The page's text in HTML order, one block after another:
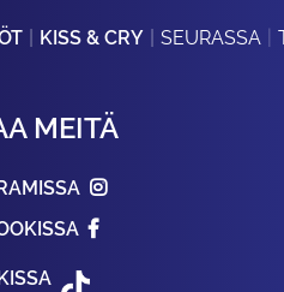
KISS & CRY SEURASSA
MEITÄ